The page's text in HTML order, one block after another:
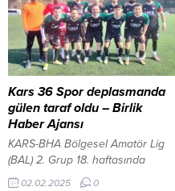
sosyal iş birliklerini güçlendirmek
amacıyla önemli bir
organizasyona imza atılıyor.
Yüksek İhtisas Üniversitesi,
Özbekistan’ın Fergana Halk
Sağlığı Tıp Enstitüsü ve UBS
Derneği iş birliğinde; TİKA (Türk
İşbirliği ve Kalkınma Ajansı)
desteğiyle, 17-20 Nisan tarihleri
arasında Özbekistan’ın...
Kars 36 Spor deplasmanda
gülen taraf oldu – Birlik
Haber Ajansı
KARS-BHA Bölgesel Amatör Lig
(BAL) 2. Grup 18. haftasında
mücadele eden Kars 36 Spor,
02.02.2025 0